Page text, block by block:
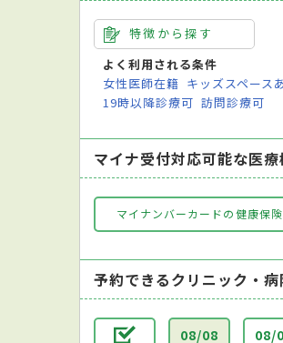
特徴から探す
よく利用される条件
女性医師在籍 キッズスペース
19時以降診療可 訪問診療可
マイナ受付対応可能な医療
マイナンバーカードの健康保
予約できるクリニック・病
08/08 08/